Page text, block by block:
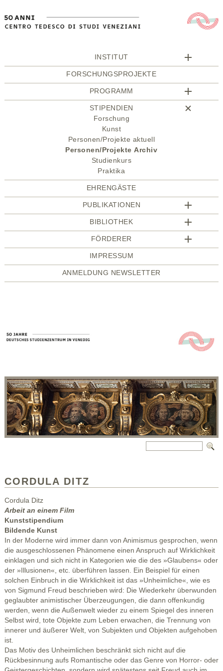
INSTITUT
FORSCHUNGSPROJEKTE
PROGRAMM
STIPENDIEN
Forschung
Kunst
Personen/Projekte aktuell
Personen/Projekte Archiv
Studienkurs
Praktika
EHRENGÄSTE
PUBLIKATIONEN
BIBLIOTHEK
FÖRDERER
IMPRESSUM
ANMELDUNG NEWSLETTER
CORDULA DITZ
Cordula Ditz
Arbeit an einem Film
Kunststipendium
Bildende Kunst
In der Moderne wird immer dann von Animismus gesprochen, wenn
die ausgeschlossenen Phänomene einen Anspruch auf Wirklichkeit
einklagen und sich nicht in Kategorien wie die des »Glaubens« oder
der »Illusionen«, etc. überführen lassen. Ein Beispiel für einen
solchen Einbruch in die Wirklichkeit ist das »Unheimliche«, wie es
von Sigmund Freud beschrieben wird: Die Wiederkehr überwunden
geglaubter animistischer Überzeugungen, die dann offenkundig
werden, wenn die Außenwelt wieder zu einem Spiegel des inneren
Selbst wird, tote Objekte zum Leben erwachen, die Trennung von
innerer und äußerer Welt, von Subjekten und Objekten aufgehoben
ist.
Das Motiv des Unheimlichen beschränkt sich nicht auf die
Rückbesinnung aufs Romantische oder das Genre von Horror- oder